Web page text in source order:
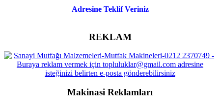
Adresine Teklif Veriniz
REKLAM
Makinasi Reklamları